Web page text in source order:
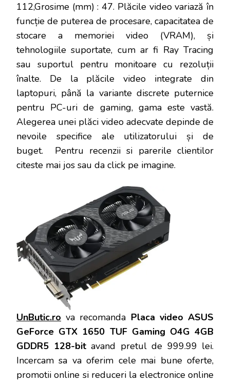
112,Grosime (mm) : 47. Plăcile video variază în
funcție de puterea de procesare, capacitatea de
stocare a memoriei video (VRAM), și
tehnologiile suportate, cum ar fi Ray Tracing
sau suportul pentru monitoare cu rezoluții
înalte. De la plăcile video integrate din
laptopuri, până la variante discrete puternice
pentru PC-uri de gaming, gama este vastă.
Alegerea unei plăci video adecvate depinde de
nevoile specifice ale utilizatorului și de
buget.
Pentru recenzii si parerile clientilor
citeste mai jos sau da click pe imagine.
UnButic.ro va recomanda Placa video ASUS
GeForce GTX 1650 TUF Gaming O4G 4GB
GDDR5 128-bitavand pretul de 999.99 lei.
Incercam sa va oferim cele mai bune oferte,
promotii online si reduceri la electronice online